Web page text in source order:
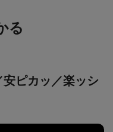
る
ピカッ／楽ッシ